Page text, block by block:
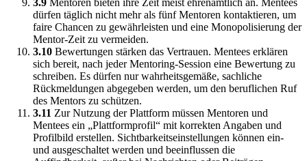
3.9 Mentoren bieten ihre Zeit meist ehrenamtlich an. Mentees
dürfen täglich nicht mehr als fünf Mentoren kontaktieren, um
faire Chancen zu gewährleisten und eine Monopolisierung der
Mentor-Zeit zu vermeiden.
3.10 Bewertungen stärken das Vertrauen. Mentees erklären
sich bereit, nach jeder Mentoring-Session eine Bewertung zu
schreiben. Es dürfen nur wahrheitsgemäße, sachliche
Rückmeldungen abgegeben werden, um den beruflichen Ruf
des Mentors zu schützen.
3.11 Zur Nutzung der Plattform müssen Mentoren und
Mentees ein „Plattformprofil“ mit korrekten Angaben und
Profilbild erstellen. Sichtbarkeitseinstellungen können ein-
und ausgeschaltet werden und beeinflussen die